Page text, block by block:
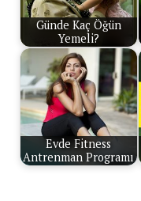
Günde Kaç Öğün
Yemeli?
Evde Fitness
Antrenman Programı